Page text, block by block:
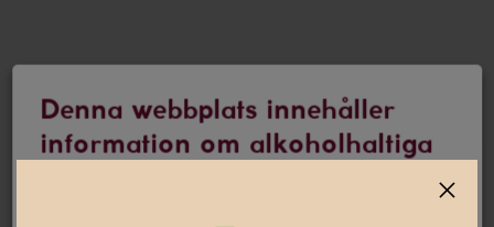
Denna webbplats innehåller
information om alkoholhaltiga